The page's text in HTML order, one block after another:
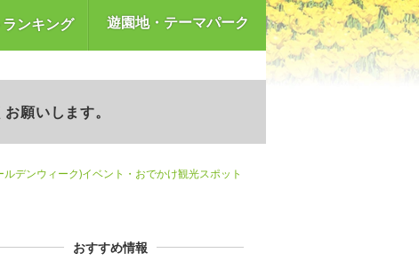
ンキング 遊園地・テーマパーク
願いします。
デンウィーク)イベント・おでかけ観光スポット
おすすめ情報